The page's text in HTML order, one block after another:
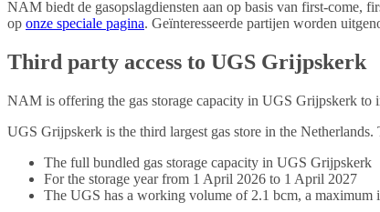
NAM biedt de gasopslagdiensten aan op basis van first-come,
op onze speciale pagina. Geïnteresseerde partijen worden
Third party access to UGS Grijpskerk
NAM is offering the gas storage capacity in UGS Grijpskerk to
UGS Grijpskerk is the third largest gas store in the Netherlands.
The full bundled gas storage capacity in UGS Grijpskerk
For the storage year from 1 April 2026 to 1 April 2027
The UGS has a working volume of 2.1 bcm, a